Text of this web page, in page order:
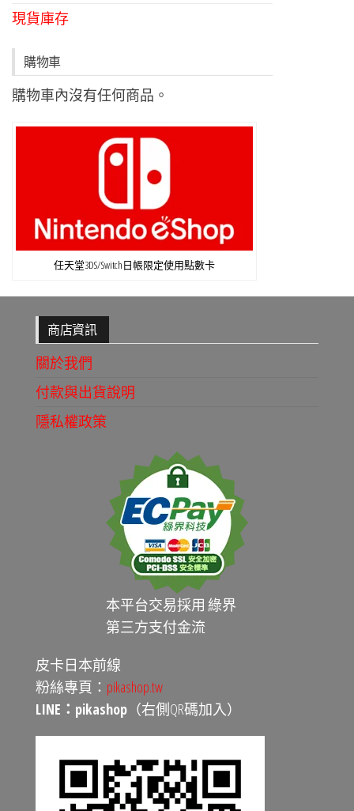
現貨庫存
購物車
購物車內沒有任何商品。
任天堂3DS/Switch日帳限定使用點數卡
商店資訊
關於我們
付款與出貨說明
隱私權政策
本平台交易採用 綠界
第三方支付金流
皮卡日本前線
粉絲專頁： pikashop.tw
LINE：pikashop （右側QR碼加入）